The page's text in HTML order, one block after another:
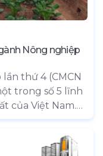
Nông nghiệp
thứ 4 (CMCN
trong số 5 lĩnh
của Việt Nam.
khai Nông
tất yếu. Tập
giải pháp giúp